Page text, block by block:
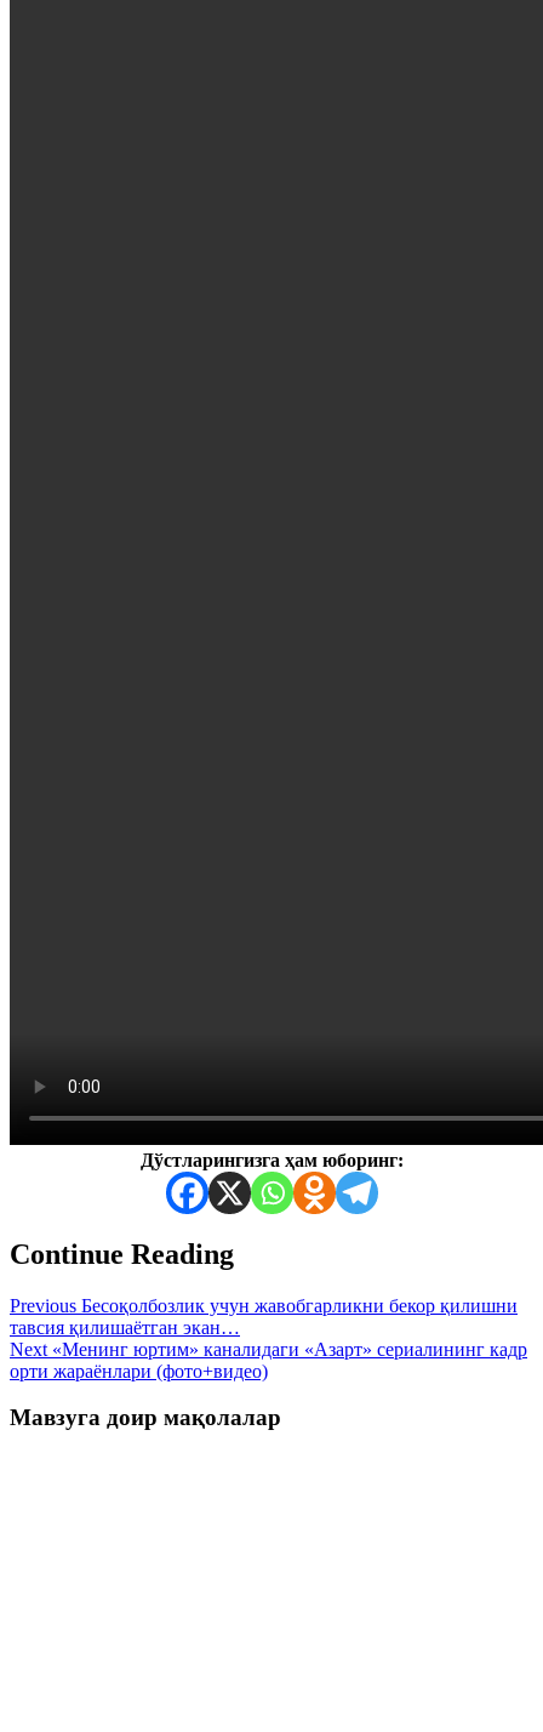
Дўстларингизга ҳам юборинг:
Continue Reading
Previous Бесоқолбозлик учун жавобгарликни бекор қилишни
тавсия қилишаётган экан…
Next «Менинг юртим» каналидаги «Азарт» сериалининг кадр
орти жараёнлари (фото+видео)
Мавзуга доир мақолалар